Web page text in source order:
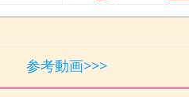
参考動画>>>